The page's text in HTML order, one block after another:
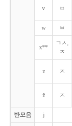
v ㅂ
w ㅂ
x**
ㄱㅅ,
ㅈ
z ㅈ
ž ㅈ
반모음 j